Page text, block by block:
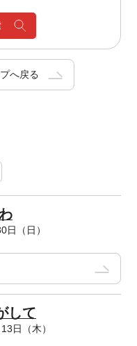
へ戻る
（日）
して
日（木）